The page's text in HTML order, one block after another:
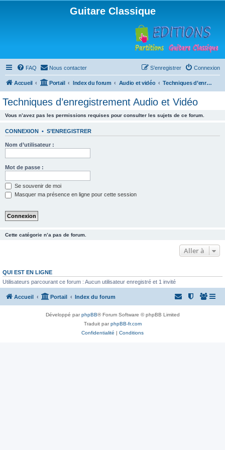
Guitare Classique
FAQ Nous contacter Connexion
S’enregistrer
Accueil Portail Index du forum Audio et vidéo Techniques d’enregistrement Audio et Vidéo
Techniques d’enregistrement Audio et Vidéo
Vous n’avez pas les permissions requises pour consulter les sujets de ce forum.
CONNEXION • S’ENREGISTRER
Nom d’utilisateur :
Mot de passe :
Se souvenir de moi
Masquer ma présence en ligne pour cette session
Cette catégorie n’a pas de forum.
Aller à
QUI EST EN LIGNE
Utilisateurs parcourant ce forum : Aucun utilisateur enregistré et 1 invité
Accueil Portail Index du forum
Développé parphpBB® Forum Software © phpBB Limited
Traduit parphpBB-fr.com
Confidentialité | Conditions